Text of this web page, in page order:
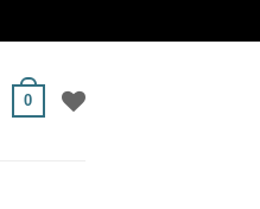
0